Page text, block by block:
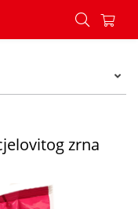
od cjelovitog zrna 375 g
zrna